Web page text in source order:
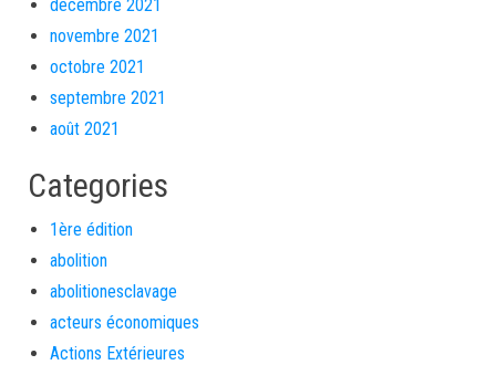
décembre 2021
novembre 2021
octobre 2021
septembre 2021
août 2021
Categories
1ère édition
abolition
abolitionesclavage
acteurs économiques
Actions Extérieures